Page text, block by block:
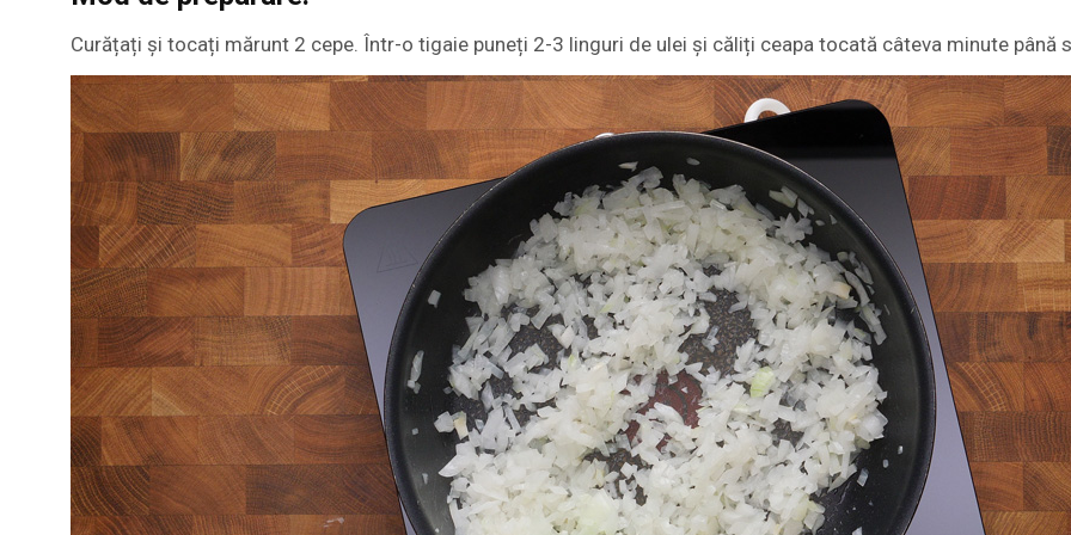
Curățați și tocați mărunt 2 cepe. Într-o tigaie puneți 2-3 linguri de ulei și căliți ceapa tocată câteva minute până